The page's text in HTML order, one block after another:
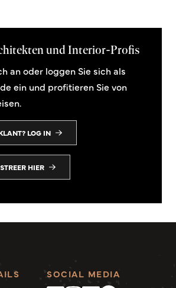
und Interior-Profis
an oder loggen Sie sich als
ein und profitieren Sie von
LOG IN
HIER
SOCIAL MEDIA